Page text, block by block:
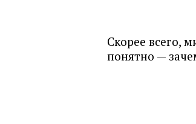
Скорее всего,
понятно —